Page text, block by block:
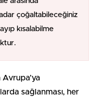
çoğaltabileceğiniz
kısalabilme
Avrupa’ya
sağlanması, her